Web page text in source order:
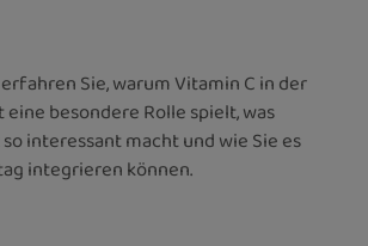
Sie, warum Vitamin C in der
besondere Rolle spielt, was
interessant macht und wie Sie es
integrieren können.